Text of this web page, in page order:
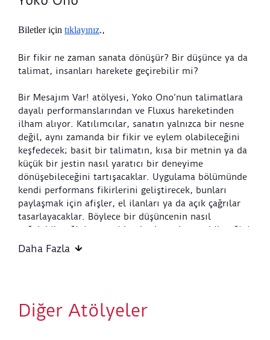
Biletler için tıklayınız.,
Bir fikir ne zaman sanata dönüşür? Bir düşünce ya da
talimat, insanları harekete geçirebilir mi?
Bir Mesajım Var! atölyesi, Yoko Ono’nun talimatlara
dayalı performanslarından ve Fluxus hareketinden
ilham alıyor. Katılımcılar, sanatın yalnızca bir nesne
değil, aynı zamanda bir fikir ve eylem olabileceğini
keşfedecek; basit bir talimatın, kısa bir metnin ya da
küçük bir jestin nasıl yaratıcı bir deneyime
dönüşebileceğini tartışacaklar. Uygulama bölümünde
kendi performans fikirlerini geliştirecek, bunları
paylaşmak için afişler, el ilanları ya da açık çağrılar
tasarlayacaklar. Böylece bir düşüncenin nasıl
çoğalabileceğini ve yeni katılımlara alan açabileceğini
deneyimleyecekler. Atölye sonunda ortaya çıkan
Yaş Grubu:
9 – 12 yaş
Etkinlik Başlangıç Noktası:
Daha Fazla
Diğer Atölyeler